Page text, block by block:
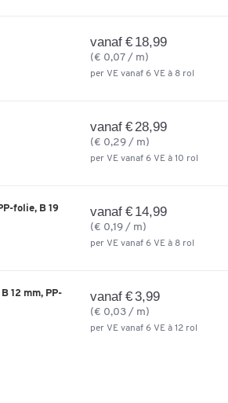
vanaf € 18,99
(€ 0,07 / m)
per VE vanaf 6 VE à 8 rol
vanaf € 28,99
(€ 0,29 / m)
per VE vanaf 6 VE à 10 rol
folie, B 19
vanaf € 14,99
(€ 0,19 / m)
per VE vanaf 6 VE à 8 rol
12 mm, PP-
vanaf € 3,99
(€ 0,03 / m)
per VE vanaf 6 VE à 12 rol